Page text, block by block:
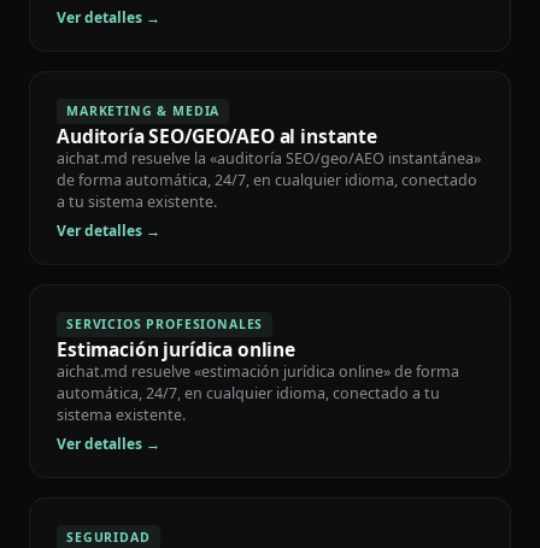
Ver detalles →
MARKETING & MEDIA
Auditoría SEO/GEO/AEO al instante
aichat.md resuelve la «auditoría SEO/geo/AEO instantánea»
de forma automática, 24/7, en cualquier idioma, conectado
a tu sistema existente.
Ver detalles →
SERVICIOS PROFESIONALES
Estimación jurídica online
aichat.md resuelve «estimación jurídica online» de forma
automática, 24/7, en cualquier idioma, conectado a tu
sistema existente.
Ver detalles →
SEGURIDAD